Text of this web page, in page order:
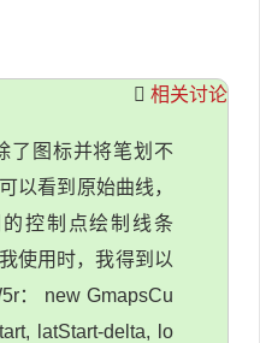
相关讨论
了图标并将笔划不
以看到原始曲线，
控制点绘制线条
使用时，我得到以
： new GmapsCu
latStart-delta, lo